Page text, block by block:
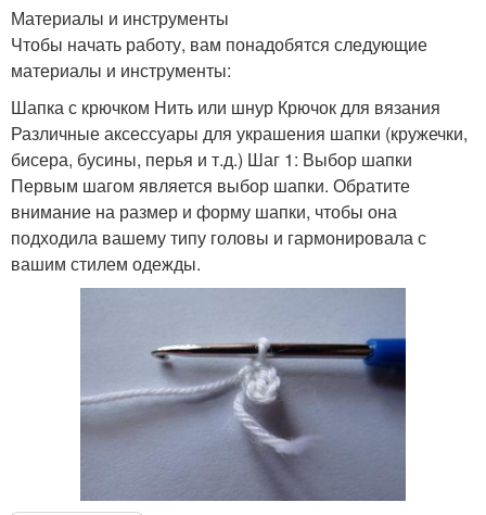
Материалы и инструменты
Чтобы начать работу, вам понадобятся следующие
материалы и инструменты:
Шапка с крючком Нить или шнур Крючок для вязания
Различные аксессуары для украшения шапки (кружечки,
бисера, бусины, перья и т.д.) Шаг 1: Выбор шапки
Первым шагом является выбор шапки. Обратите
внимание на размер и форму шапки, чтобы она
подходила вашему типу головы и гармонировала с
вашим стилем одежды.